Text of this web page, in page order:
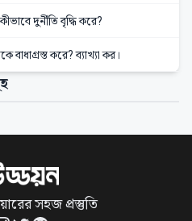
দুর্নীতি বৃদ্ধি করে?
বাধাগ্রস্ত করে? ব্যাখ্যা কর।
সহজ প্রস্তুতি